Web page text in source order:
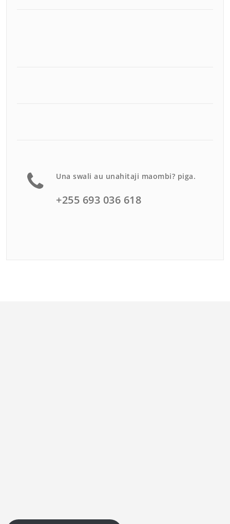
Una swali au unahitaji maombi? piga.
+255 693 036 618